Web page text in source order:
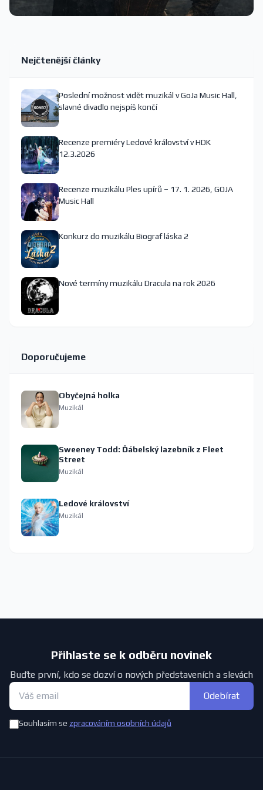
Nejčtenější články
Poslední možnost vidět muzikál v GoJa Music Hall,
slavné divadlo nejspíš končí
Recenze premiéry Ledové království v HDK
12.3.2026
Recenze muzikálu Ples upírů – 17. 1. 2026, GOJA
Music Hall
Konkurz do muzikálu Biograf láska 2
Nové termíny muzikálu Dracula na rok 2026
Doporučujeme
Obyčejná holka
Muzikál
Sweeney Todd: Ďábelský lazebník z Fleet
Street
Muzikál
Ledové království
Muzikál
Přihlaste se k odběru novinek
Buďte první, kdo se dozví o nových představeních a slevách
Odebírat
Souhlasím se zpracováním osobních údajů